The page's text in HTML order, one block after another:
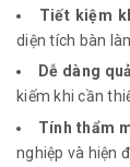
Tiết kiệm
diện tích bàn
Dễ dàng
kiếm khi cần
Tính thẩm
nghiệp và hiện